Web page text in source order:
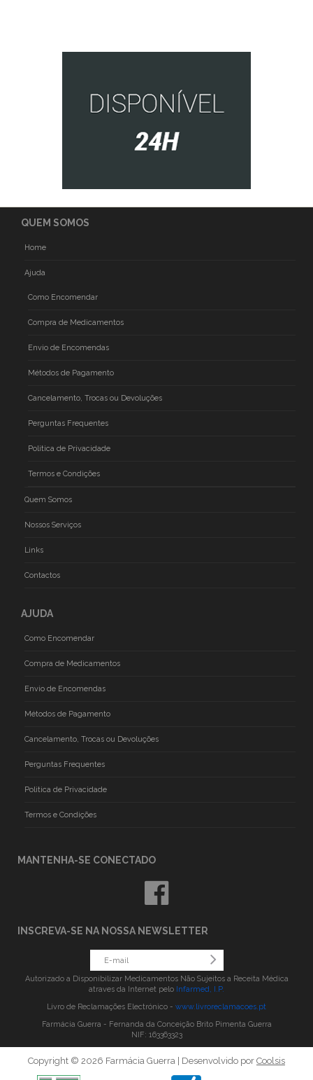
QUEM SOMOS
Home
Ajuda
Como Encomendar
Compra de Medicamentos
Envio de Encomendas
Métodos de Pagamento
Cancelamento, Trocas ou Devoluções
Perguntas Frequentes
Politica de Privacidade
Termos e Condições
Quem Somos
Nossos Serviços
Links
Contactos
AJUDA
Como Encomendar
Compra de Medicamentos
Envio de Encomendas
Métodos de Pagamento
Cancelamento, Trocas ou Devoluções
Perguntas Frequentes
Politica de Privacidade
Termos e Condições
MANTENHA-SE CONECTADO
INSCREVA-SE NA NOSSA NEWSLETTER
Autorizado a Disponibilizar Medicamentos Não Sujeitos a Receita Médica
atraves da Internet pelo Infarmed, I.P.
Livro de Reclamações Electrónico - www.livroreclamacoes.pt
Farmácia Guerra - Fernanda da Conceição Brito Pimenta Guerra
NIF: 163363323
Copyright © 2026 Farmácia Guerra | Desenvolvido por Coolsis